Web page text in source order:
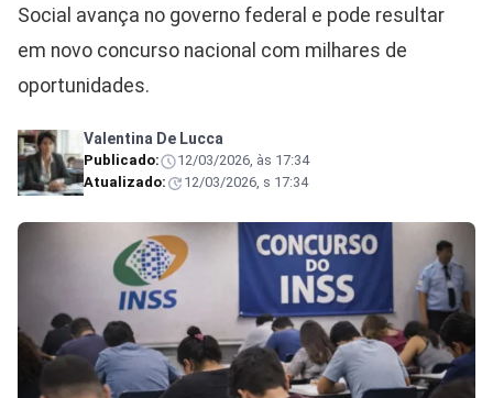
Social avança no governo federal e pode resultar
em novo concurso nacional com milhares de
oportunidades.
Valentina De Lucca
Publicado:
12/03/2026, às 17:34
Atualizado:
12/03/2026, s 17:34